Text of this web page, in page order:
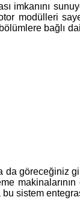
modülleri
bölümlere
da göreceğiniz
sistem